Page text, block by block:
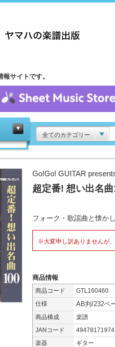
サイトです。
全てのカテゴリー
Go!Go! GUITAR
超定番! 想い出名
フォーク・歌謡曲と懐か
※大変申し訳ありませんが
商品情報
商品コード
GTL160460
仕様
AB判/232ペ
商品構成
楽譜
JANコード
楽器
ギター